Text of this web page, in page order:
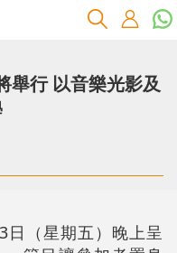
舉行 以音樂光影及
（星期五）晚上呈